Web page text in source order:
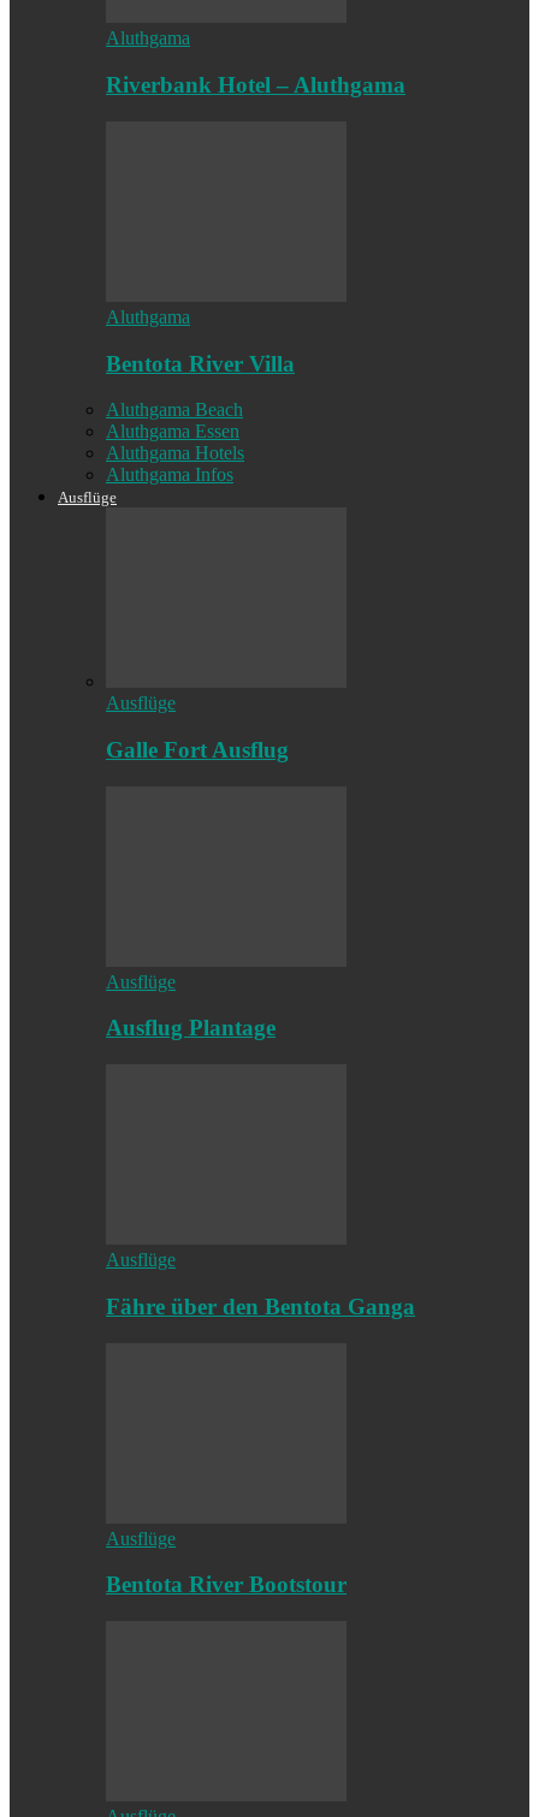
Aluthgama
Riverbank Hotel – Aluthgama
Aluthgama
Bentota River Villa
Aluthgama Beach
Aluthgama Essen
Aluthgama Hotels
Aluthgama Infos
Ausflüge
Ausflüge
Galle Fort Ausflug
Ausflüge
Ausflug Plantage
Ausflüge
Fähre über den Bentota Ganga
Ausflüge
Bentota River Bootstour